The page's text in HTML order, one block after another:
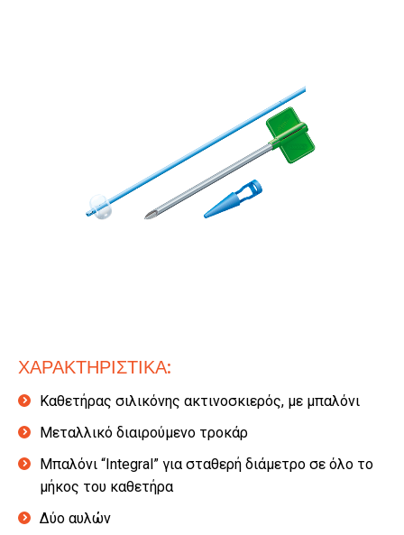
ΧΑΡΑΚΤΗΡΙΣΤΙΚΑ:
Καθετήρας σιλικόνης ακτινοσκιερός, με μπαλόνι
Μεταλλικό διαιρούμενο τροκάρ
Μπαλόνι “Integral” για σταθερή διάμετρο σε όλο το
μήκος του καθετήρα
Δύο αυλών